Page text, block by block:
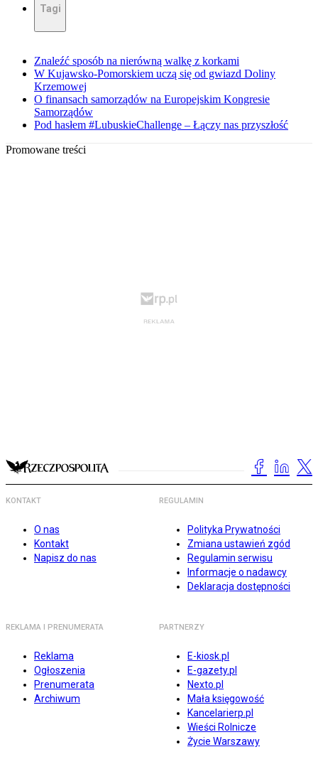
Tagi
Znaleźć sposób na nierówną walkę z korkami
W Kujawsko-Pomorskiem uczą się od gwiazd Doliny
Krzemowej
O finansach samorządów na Europejskim Kongresie
Samorządów
Pod hasłem #LubuskieChallenge – Łączy nas przyszłość
Promowane treści
KONTAKT
O nas
Kontakt
Napisz do nas
REGULAMIN
Polityka Prywatności
Zmiana ustawień zgód
Regulamin serwisu
Informacje o nadawcy
Deklaracja dostępności
REKLAMA I PRENUMERATA
Reklama
Ogłoszenia
Prenumerata
Archiwum
PARTNERZY
E-kiosk.pl
E-gazety.pl
Nexto.pl
Mała księgowość
Kancelarierp.pl
Wieści Rolnicze
Życie Warszawy